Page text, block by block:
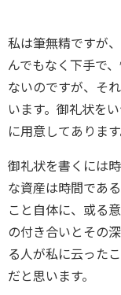
私は筆無精ですが
んでもなく下手で
ないのですが、そ
います。御礼状を
に用意してあります
御礼状を書くには
な資産は時間であ
こと自体に、或る
の付き合いとその
る人が私に云った
だと思います。